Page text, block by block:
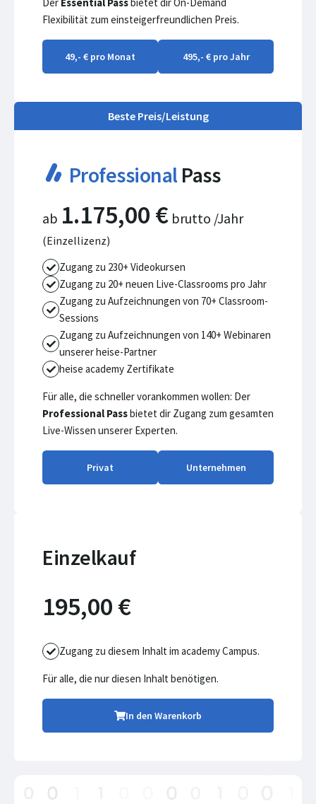
Flexibilität zum einsteigerfreundlichen Preis.
49,- € pro Monat 495,- € pro Jahr
Beste Preis/Leistung
ProfessionalPass
ab 1.175,00 € brutto /Jahr
(Einzellizenz)
Zugang zu 230+ Videokursen
Zugang zu 20+ neuen Live-Classrooms pro Jahr
Zugang zu Aufzeichnungen von 70+ Classroom-
Sessions
Zugang zu Aufzeichnungen von 140+ Webinaren
unserer heise-Partner
heise academy Zertifikate
Für alle, die schneller vorankommen wollen: Der
Professional Passbietet dir Zugang zum gesamten
Live-Wissen unserer Experten.
Privat Unternehmen
Einzelkauf
195,00 €
Zugang zu diesem Inhalt im academy Campus.
Für alle, die nur diesen Inhalt benötigen.
In den Warenkorb